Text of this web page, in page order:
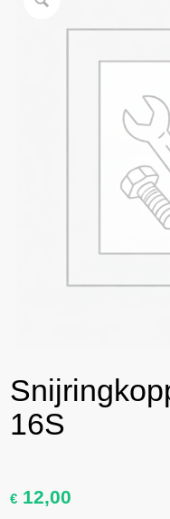
16S
€ 12,00